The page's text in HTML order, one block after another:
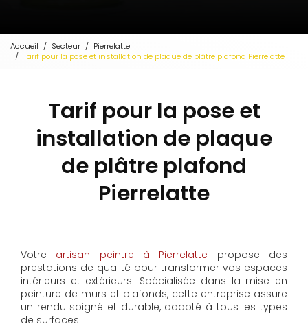
Accueil Secteur
Pierrelatte
Tarif pour la pose et installation de plaque de plâtre plafond Pierrelatte
Tarif pour la pose et
installation de plaque
de plâtre plafond
Pierrelatte
Votre artisan peintre à Pierrelatte propose des
prestations de qualité pour transformer vos espaces
intérieurs et extérieurs. Spécialisée dans la mise en
peinture de murs et plafonds, cette entreprise assure
un rendu soigné et durable, adapté à tous les types
de surfaces.